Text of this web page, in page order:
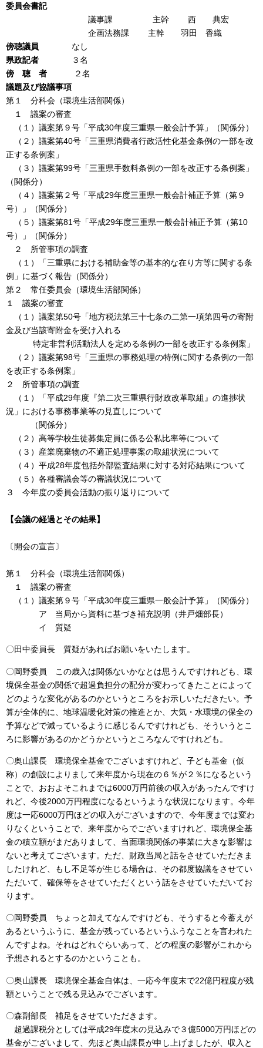
委員会書記
議事課 主幹 西 典宏
企画法務課 主幹 羽田 香織
傍聴議員 なし
県政記者 ３名
傍 聴 者 ２名
議題及び協議事項
第１ 分科会（環境生活部関係）
１ 議案の審査
（１）議案第９号「平成30年度三重県一般会計予算」（関係分）
（２）議案第40号「三重県消費者行政活性化基金条例の一部を改
正する条例案」
（３）議案第99号「三重県手数料条例の一部を改正する条例案」
（関係分）
（４）議案第２号「平成29年度三重県一般会計補正予算（第９
号）」（関係分）
（５）議案第81号「平成29年度三重県一般会計補正予算（第10
号）」（関係分）
２ 所管事項の調査
（１）「三重県における補助金等の基本的な在り方等に関する条
例」に基づく報告（関係分）
第２ 常任委員会（環境生活部関係）
１ 議案の審査
（１）議案第50号「地方税法第三十七条の二第一項第四号の寄附
金及び当該寄附金を受け入れる
特定非営利活動法人を定める条例の一部を改正する条例案」
（２）議案第98号「三重県の事務処理の特例に関する条例の一部
を改正する条例案」
２ 所管事項の調査
（１）「平成29年度『第二次三重県行財政改革取組』の進捗状
況」における事務事業等の見直しについて
（関係分）
（２）高等学校生徒募集定員に係る公私比率等について
（３）産業廃棄物の不適正処理事案の取組状況について
（４）平成28年度包括外部監査結果に対する対応結果について
（５）各種審議会等の審議状況について
３ 今年度の委員会活動の振り返りについて
【会議の経過とその結果】
〔開会の宣言〕
第１ 分科会（環境生活部関係）
１ 議案の審査
（１）議案第９号「平成30年度三重県一般会計予算」（関係分）
ア 当局から資料に基づき補充説明（井戸畑部長）
イ 質疑
〇田中委員長 質疑があればお願いをいたします。
〇岡野委員 この歳入は関係ないかなとは思うんですけれども、環
境保全基金の関係で超過負担分の配分が変わってきたことによって
どのような変化があるのかというところをお示しいただきたい。予
算が全体的に、地球温暖化対策の推進とか、大気・水環境の保全の
予算などで減っているように感じるんですけれども、そういうとこ
ろに影響があるのかどうかというところなんですけれども。
〇奥山課長 環境保全基金でございますけれど、子ども基金（仮
称）の創設によりまして来年度から現在の６％が２％になるという
ことで、おおよそこれまでは6000万円前後の収入があったんですけ
れど、今後2000万円程度になるというような状況になります。今年
度は一応6000万円ほどの収入がございますので、今年度までは変わ
りなくということで、来年度からでございますけれど、環境保全基
金の積立額がまだありまして、当面環境関係の事業に大きな影響は
ないと考えてございます。ただ、財政当局と話をさせていただきま
したけれど、もし不足等が生じる場合は、その都度協議をさせてい
ただいて、確保等をさせていただくという話をさせていただいてお
ります。
〇岡野委員 ちょっと加えてなんですけども、そうすると今蓄えが
あるというふうに、基金が残っているというふうなことを言われた
んですよね。それはどれぐらいあって、どの程度の影響がこれから
予想されるとするのかということも。
〇奥山課長 環境保全基金自体は、一応今年度末で22億円程度が残
額ということで残る見込みでございます。
〇森副部長 補足をさせていただきます。
超過課税分としては平成29年度末の見込みで３億5000万円ほどの
基金がございまして、先ほど奥山課長が申し上げましたが、収入と